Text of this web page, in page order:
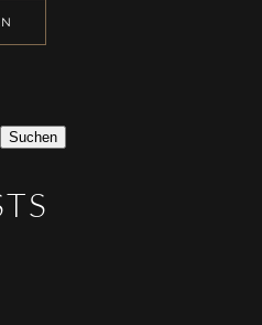
Suchen